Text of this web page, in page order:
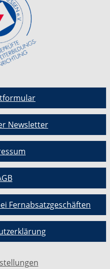
Newsletter
Fernabsatzgeschäften